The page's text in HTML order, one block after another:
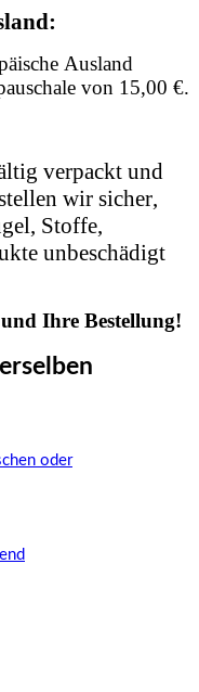
Ausland
von 15,00 €.
verpackt und
wir sicher,
Stoffe,
unbeschädigt
Ihre Bestellung!